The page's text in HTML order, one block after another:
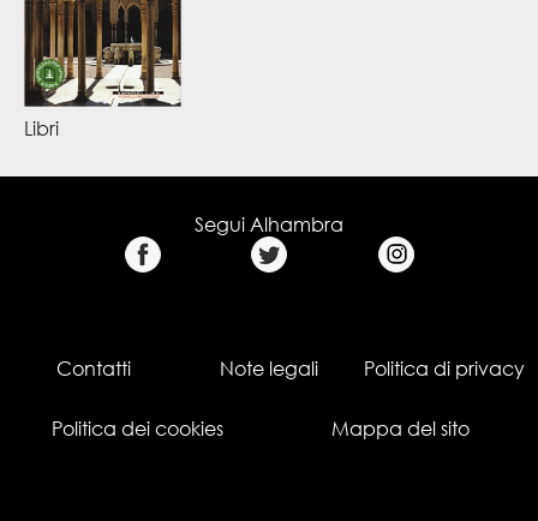
Libri
Segui Alhambra
Contatti Note legali Politica di privacy
Politica dei cookies Mappa del sito